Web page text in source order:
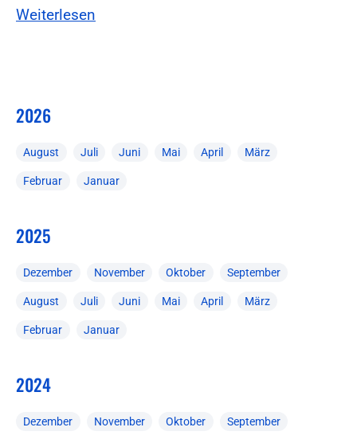
Weiterlesen
2026
August Juli Juni Mai April März
Februar Januar
2025
Dezember November Oktober September
August Juli Juni Mai April März
Februar Januar
2024
Dezember November Oktober September